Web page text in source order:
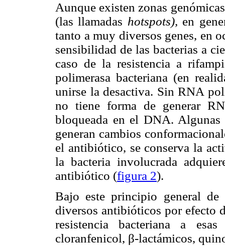
Aunque existen zonas
(las llamadas hotspots), en
tanto a muy diversos genes, en
sensibilidad de las bacterias a
caso de la resistencia a
polimerasa bacteriana (en
unirse la desactiva. Sin RNA
no tiene forma de generar
bloqueada en el DNA.
generan cambios
el antibiótico, se conserva la
la bacteria involucrada
antibiótico (figura 2).
Bajo este principio general de
diversos antibióticos por efecto
resistencia bacteriana a esas
cloranfenicol, β-lactámicos,